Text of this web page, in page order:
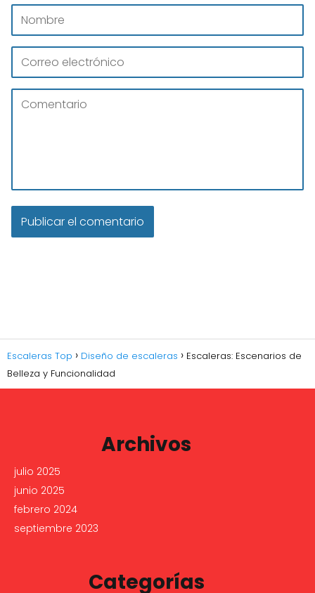
Escaleras Top Diseño de escaleras
Escaleras: Escenarios de
Belleza y Funcionalidad
Archivos
julio 2025
junio 2025
febrero 2024
septiembre 2023
Categorías